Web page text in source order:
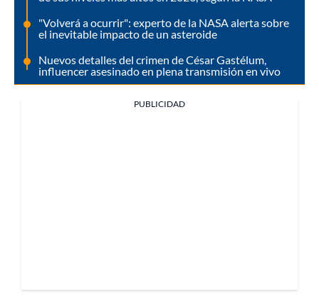
"Volverá a ocurrir": experto de la NASA alerta sobre
el inevitable impacto de un asteroide
Nuevos detalles del crimen de César Gastélum,
influencer asesinado en plena transmisión en vivo
PUBLICIDAD